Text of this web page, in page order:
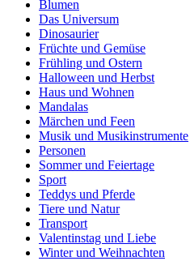
Blumen
Das Universum
Dinosaurier
Früchte und Gemüse
Frühling und Ostern
Halloween und Herbst
Haus und Wohnen
Mandalas
Märchen und Feen
Musik und Musikinstrumente
Personen
Sommer und Feiertage
Sport
Teddys und Pferde
Tiere und Natur
Transport
Valentinstag und Liebe
Winter und Weihnachten